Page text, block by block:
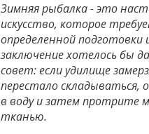
Зимняя рыбалка - это
искусство, которое
определенной подготовки
заключение хотелось бы
совет: если удилище
перестало складываться,
в воду и затем протрите
тканью.